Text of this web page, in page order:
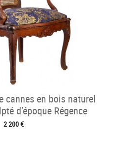
cannes en bois naturel
d’époque Régence
2 200 €